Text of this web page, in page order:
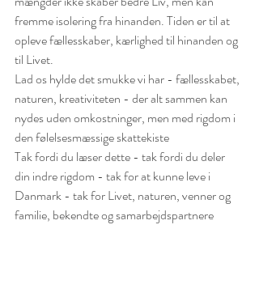
fremme isolering fra hinanden. Tiden er til at
opleve fællesskaber, kærlighed til hinanden og
til Livet.
Lad os hylde det smukke vi har - fællesskabet,
naturen, kreativiteten - der alt sammen kan
nydes uden omkostninger, men med rigdom i
den følelsesmæssige skattekiste
Tak fordi du læser dette - tak fordi du deler
din indre rigdom - tak for at kunne leve i
Danmark - tak for Livet, naturen, venner og
familie, bekendte og samarbejdspartnere